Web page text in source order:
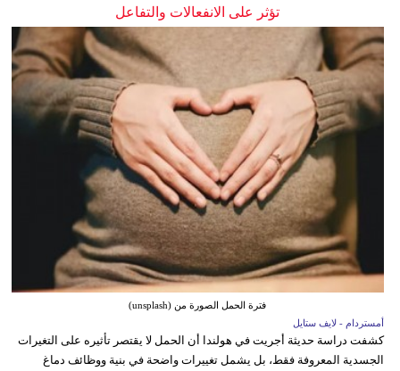
تؤثر على الانفعالات والتفاعل
فترة الحمل الصورة من (unsplash)
أمستردام - لايف ستايل
كشفت دراسة حديثة أجريت في هولندا أن الحمل لا يقتصر تأثيره على التغيرات
الجسدية المعروفة فقط، بل يشمل تغييرات واضحة في بنية ووظائف دماغ